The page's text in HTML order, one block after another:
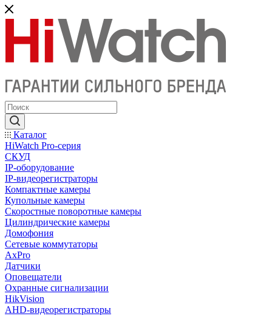
Каталог
HiWatch Pro-серия
CКУД
IP-оборудование
IP-видеорегистраторы
Компактные камеры
Купольные камеры
Скоростные поворотные камеры
Цилиндрические камеры
Домофония
Сетевые коммутаторы
AxPro
Датчики
Оповещатели
Охранные сигнализации
HikVision
AHD-видеорегистраторы